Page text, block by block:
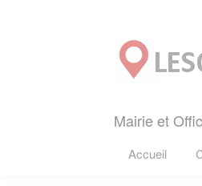
Mairie et
Accueil